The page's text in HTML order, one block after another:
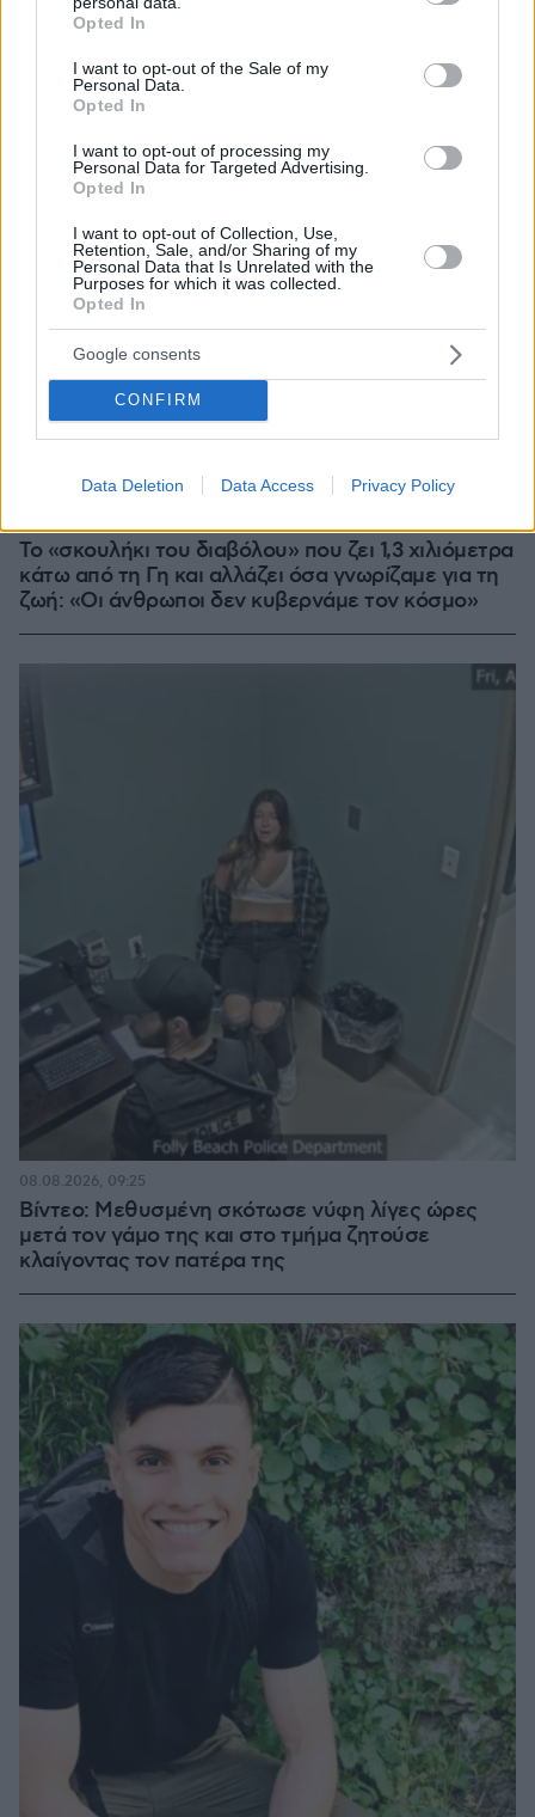
grant or deny consent to Google and its third-party tags to
use your data for below specified purposes in below Google
consent section.
Opted In
I want to opt-out of the Sale of my
Personal Data.
Opted In
I want to opt-out of processing my
Personal Data for Targeted Advertising.
Opted In
I want to opt-out of Collection, Use,
Retention, Sale, and/or Sharing of my
Personal Data that Is Unrelated with the
Purposes for which it was collected.
Opted In
Google consents
CONFIRM
Data Deletion Data Access Privacy Policy
Το «σκουλήκι του διαβόλου» που ζει 1,3 χιλιόμετρα
κάτω από τη Γη και αλλάζει όσα γνωρίζαμε για τη
ζωή: «Οι άνθρωποι δεν κυβερνάμε τον κόσμο»
Βίντεο: Μεθυσμένη σκότωσε νύφη λίγες ώρες
μετά τον γάμο της και στο τμήμα ζητούσε
κλαίγοντας τον πατέρα της
08.08.2026, 09:25